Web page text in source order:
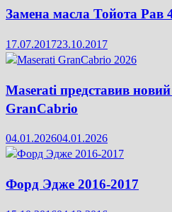
Замена масла Тойота Рав
17.07.201723.10.2017
Maserati представив
GranCabrio
04.01.202604.01.2026
Форд Эдже 2016-2017